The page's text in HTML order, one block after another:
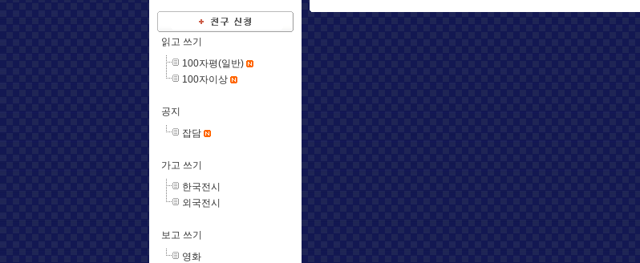
읽고 쓰기
100자평(일반)
100자이상
공지
잡담
가고 쓰기
한국전시
외국전시
보고 쓰기
영화